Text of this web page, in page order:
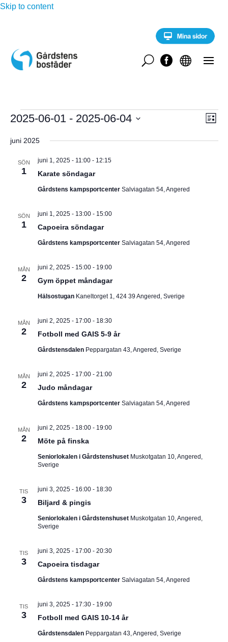
Skip to content


U
Evenemang
V
Y
E
v
n
L
s
2025-06-01 - 2025-06-04
ä
juni 2025
SÖN
1 Karate söndagar
juni 1, 2025 - 11:00- 12:15
Gårdstens kampsportcenter Salviagatan 54, Angered
SÖN
1 Capoeira söndagar
juni 1, 2025 - 13:00- 15:00
Gårdstens kampsportcenter Salviagatan 54, Angered
MÅN
2 Gym öppet måndagar
juni 2, 2025 - 15:00- 19:00
Hälsostugan Kaneltorget 1, 424 39 Angered, Sverige
MÅN
2 Fotboll med GAIS 5-9 år
juni 2, 2025 - 17:00- 18:30
Gårdstensdalen Peppargatan 43, Angered, Sverige
MÅN
2 Judo måndagar
juni 2, 2025 - 17:00- 21:00
Gårdstens kampsportcenter Salviagatan 54, Angered
MÅN
2 Möte på finska
juni 2, 2025 - 18:00- 19:00
Seniorlokalen i Gårdstenshuset Muskotgatan 10, Angered,
Sverige
TIS
3 Biljard & pingis
juni 3, 2025 - 16:00- 18:30
Seniorlokalen i Gårdstenshuset Muskotgatan 10, Angered,
Sverige
TIS
3 Capoeira tisdagar
juni 3, 2025 - 17:00- 20:30
Gårdstens kampsportcenter Salviagatan 54, Angered
TIS
3 Fotboll med GAIS 10-14 år
juni 3, 2025 - 17:30- 19:00
Gårdstensdalen Peppargatan 43, Angered, Sverige